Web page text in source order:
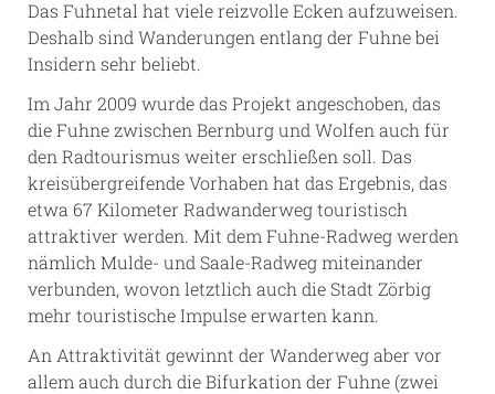
Das Fuhnetal hat viele reizvolle Ecken aufzuweisen.
Deshalb sind Wanderungen entlang der Fuhne bei
Insidern sehr beliebt.
Im Jahr 2009 wurde das Projekt angeschoben, das
die Fuhne zwischen Bernburg und Wolfen auch für
den Radtourismus weiter erschließen soll. Das
kreisübergreifende Vorhaben hat das Ergebnis, das
etwa 67 Kilometer Radwanderweg touristisch
attraktiver werden. Mit dem Fuhne-Radweg werden
nämlich Mulde- und Saale-Radweg miteinander
verbunden, wovon letztlich auch die Stadt Zörbig
mehr touristische Impulse erwarten kann.
An Attraktivität gewinnt der Wanderweg aber vor
allem auch durch die Bifurkation der Fuhne (zwei